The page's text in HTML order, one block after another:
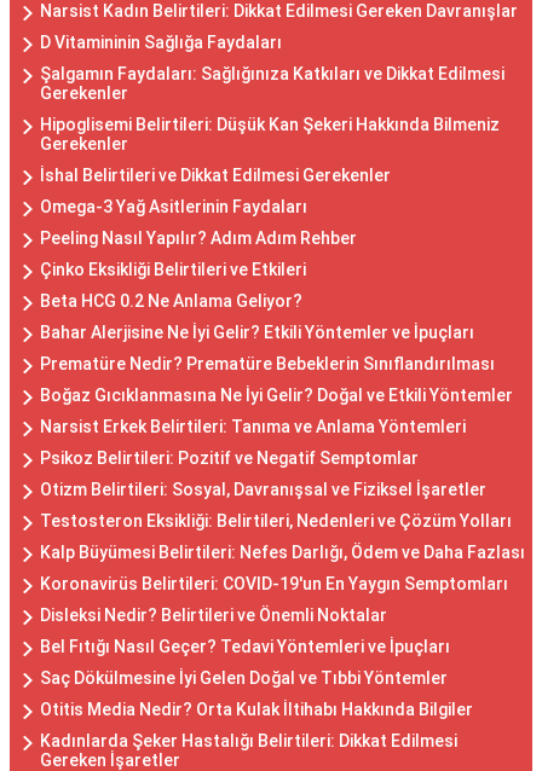
Narsist Kadın Belirtileri: Dikkat Edilmesi Gereken Davranışlar
D Vitamininin Sağlığa Faydaları
Şalgamın Faydaları: Sağlığınıza Katkıları ve Dikkat Edilmesi
Gerekenler
Hipoglisemi Belirtileri: Düşük Kan Şekeri Hakkında Bilmeniz
Gerekenler
İshal Belirtileri ve Dikkat Edilmesi Gerekenler
Omega-3 Yağ Asitlerinin Faydaları
Peeling Nasıl Yapılır? Adım Adım Rehber
Çinko Eksikliği Belirtileri ve Etkileri
Beta HCG 0.2 Ne Anlama Geliyor?
Bahar Alerjisine Ne İyi Gelir? Etkili Yöntemler ve İpuçları
Prematüre Nedir? Prematüre Bebeklerin Sınıflandırılması
Boğaz Gıcıklanmasına Ne İyi Gelir? Doğal ve Etkili Yöntemler
Narsist Erkek Belirtileri: Tanıma ve Anlama Yöntemleri
Psikoz Belirtileri: Pozitif ve Negatif Semptomlar
Otizm Belirtileri: Sosyal, Davranışsal ve Fiziksel İşaretler
Testosteron Eksikliği: Belirtileri, Nedenleri ve Çözüm Yolları
Kalp Büyümesi Belirtileri: Nefes Darlığı, Ödem ve Daha Fazlası
Koronavirüs Belirtileri: COVID-19'un En Yaygın Semptomları
Disleksi Nedir? Belirtileri ve Önemli Noktalar
Bel Fıtığı Nasıl Geçer? Tedavi Yöntemleri ve İpuçları
Saç Dökülmesine İyi Gelen Doğal ve Tıbbi Yöntemler
Otitis Media Nedir? Orta Kulak İltihabı Hakkında Bilgiler
Kadınlarda Şeker Hastalığı Belirtileri: Dikkat Edilmesi
Gereken İşaretler